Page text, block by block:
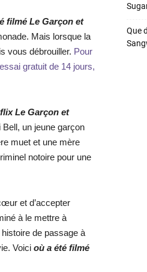
filmé Le Garçon et
Mais lorsque la
vous débrouiller. Pour
gratuit de 14 jours,
Le Garçon et
un jeune garçon
muet et une mère
notoire pour une
et d’accepter
à le mettre à
de passage à
Voici où a été filmé
Que